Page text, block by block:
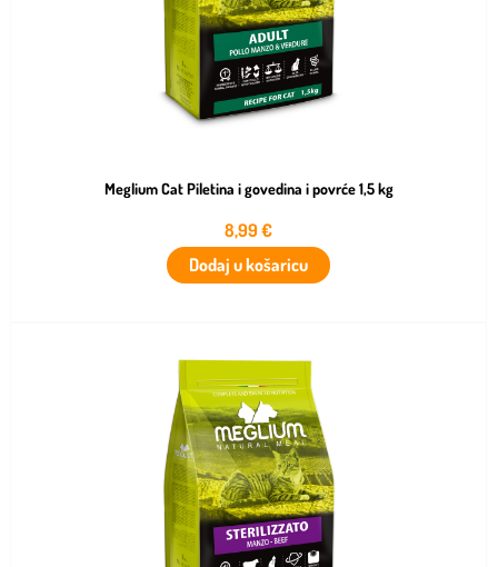
Meglium Cat Piletina i govedina i povrće 1,5 kg
8,99€
Dodaj u košaricu